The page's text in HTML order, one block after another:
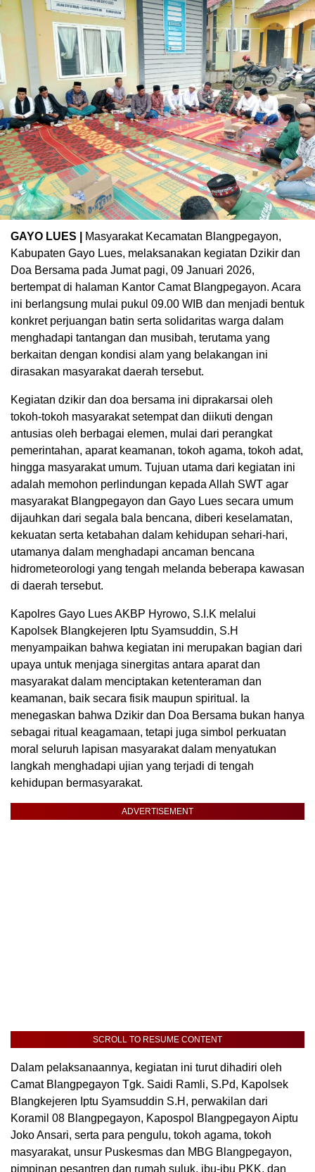
GAYO LUES |
Masyarakat Kecamatan Blangpegayon,
Kabupaten Gayo Lues, melaksanakan kegiatan Dzikir dan
Doa Bersama pada Jumat pagi, 09 Januari 2026,
bertempat di halaman Kantor Camat Blangpegayon. Acara
ini berlangsung mulai pukul 09.00 WIB dan menjadi bentuk
konkret perjuangan batin serta solidaritas warga dalam
menghadapi tantangan dan musibah, terutama yang
berkaitan dengan kondisi alam yang belakangan ini
dirasakan masyarakat daerah tersebut.
Kegiatan dzikir dan doa bersama ini diprakarsai oleh
tokoh-tokoh masyarakat setempat dan diikuti dengan
antusias oleh berbagai elemen, mulai dari perangkat
pemerintahan, aparat keamanan, tokoh agama, tokoh adat,
hingga masyarakat umum. Tujuan utama dari kegiatan ini
adalah memohon perlindungan kepada Allah SWT agar
masyarakat Blangpegayon dan Gayo Lues secara umum
dijauhkan dari segala bala bencana, diberi keselamatan,
kekuatan serta ketabahan dalam kehidupan sehari-hari,
utamanya dalam menghadapi ancaman bencana
hidrometeorologi yang tengah melanda beberapa kawasan
di daerah tersebut.
Kapolres Gayo Lues AKBP Hyrowo, S.I.K melalui
Kapolsek Blangkejeren Iptu Syamsuddin, S.H
menyampaikan bahwa kegiatan ini merupakan bagian dari
upaya untuk menjaga sinergitas antara aparat dan
masyarakat dalam menciptakan ketenteraman dan
keamanan, baik secara fisik maupun spiritual. Ia
menegaskan bahwa Dzikir dan Doa Bersama bukan hanya
sebagai ritual keagamaan, tetapi juga simbol perkuatan
moral seluruh lapisan masyarakat dalam menyatukan
langkah menghadapi ujian yang terjadi di tengah
kehidupan bermasyarakat.
ADVERTISEMENT
SCROLL TO RESUME CONTENT
Dalam pelaksanaannya, kegiatan ini turut dihadiri oleh
Camat Blangpegayon Tgk. Saidi Ramli, S.Pd, Kapolsek
Blangkejeren Iptu Syamsuddin S.H, perwakilan dari
Koramil 08 Blangpegayon, Kapospol Blangpegayon Aiptu
Joko Ansari, serta para pengulu, tokoh agama, tokoh
masyarakat, unsur Puskesmas dan MBG Blangpegayon,
pimpinan pesantren dan rumah suluk, ibu-ibu PKK, dan